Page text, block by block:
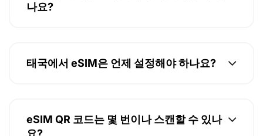
나요?
태국에서 eSIM은 언제 설정해야 하나요?
eSIM QR 코드는 몇 번이나 스캔할 수 있나
요?